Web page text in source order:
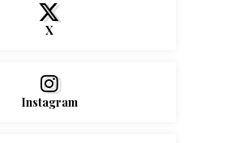
X
Instagram